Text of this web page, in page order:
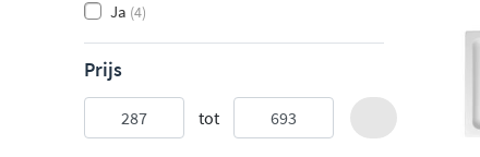
Ja (4)
Prijs
tot